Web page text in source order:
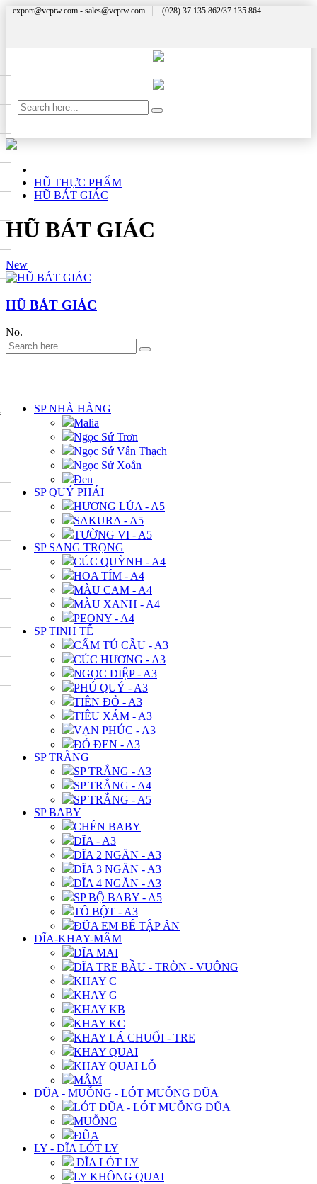
export@vcptw.com - sales@vcptw.com (028) 37.135.862/37.135.864
HŨ THỰC PHẨM
HŨ BÁT GIÁC
HŨ BÁT GIÁC
New
HŨ BÁT GIÁC
No.
SP NHÀ HÀNG
Malia
Ngọc Sứ Trơn
Ngọc Sứ Vân Thạch
Ngọc Sứ Xoắn
Đen
SP QUÝ PHÁI
HƯƠNG LÚA - A5
SAKURA - A5
TƯỜNG VI - A5
SP SANG TRỌNG
CÚC QUỲNH - A4
HOA TÍM - A4
MÀU CAM - A4
MÀU XANH - A4
PEONY - A4
SP TINH TẾ
CẨM TÚ CẦU - A3
CÚC HƯƠNG - A3
NGỌC DIỆP - A3
PHÚ QUÝ - A3
TIÊN ĐỎ - A3
TIÊU XÁM - A3
VẠN PHÚC - A3
ĐỎ ĐEN - A3
SP TRẮNG
SP TRẮNG - A3
SP TRẮNG - A4
SP TRẮNG - A5
SP BABY
CHÉN BABY
DĨA - A3
DĨA 2 NGĂN - A3
DĨA 3 NGĂN - A3
DĨA 4 NGĂN - A3
SP BỘ BABY - A5
TÔ BỘT - A3
ĐŨA EM BÉ TẬP ĂN
DĨA-KHAY-MÂM
DĨA MAI
DĨA TRE BẦU - TRÒN - VUÔNG
KHAY C
KHAY G
KHAY KB
KHAY KC
KHAY LÁ CHUỐI - TRE
KHAY QUAI
KHAY QUAI LỖ
MÂM
ĐŨA - MUỖNG - LÓT MUỖNG ĐŨA
LÓT ĐŨA - LÓT MUỖNG ĐŨA
MUỖNG
ĐŨA
LY - DĨA LÓT LY
DĨA LÓT LY
LY KHÔNG QUAI